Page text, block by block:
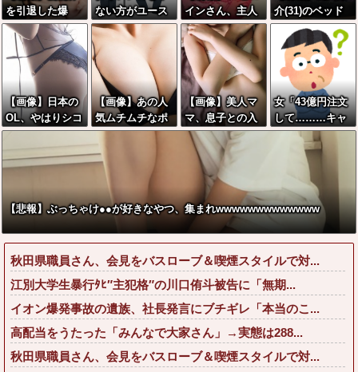
を引退した爆
乳、SNSで●●●●
画像を投稿www
www
ない方がユース
ケさんになって
しまっていると
いう事実←これ
インさん、主人
公の股間に乳を
押し当ててしま
うwwwww
介(31)のベッド
シーン、●●すぎ
るwwwwwww
【画像】日本の
OL、やはりシコ
すぎることが判
明wwww
【画像】あの人
気ムチムチなポ
ケモン、エッチ
なる
【画像】美人マ
マ、息子との入
浴中の画像が流
出した結
果・・・
女「43億円注文
して………キャ
ンセルっと！」
←こいつの目的
【悲報】ぶっちゃけ●●が好きなやつ、集まれwwwwwwwwwwwww
秋田県職員さん、会見をバスローブ＆喫煙スタイルで対...
江別大学生暴行ﾀﾋ″主犯格″の川口侑斗被告に「無期...
イオン爆発事故の遺族、社長発言にブチギレ「本当のこ...
高配当をうたった「みんなで大家さん」→実態は288...
秋田県職員さん、会見をバスローブ＆喫煙スタイルで対...